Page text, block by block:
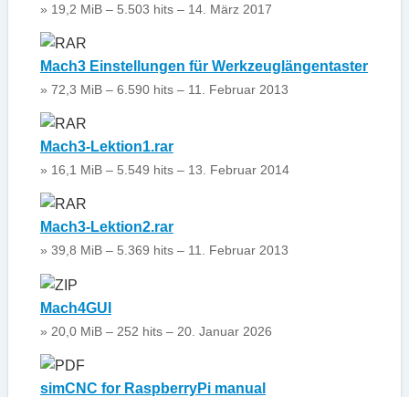
» 19,2 MiB – 5.503 hits – 14. März 2017
Mach3 Einstellungen für Werkzeuglängentaster
» 72,3 MiB – 6.590 hits – 11. Februar 2013
Mach3-Lektion1.rar
» 16,1 MiB – 5.549 hits – 13. Februar 2014
Mach3-Lektion2.rar
» 39,8 MiB – 5.369 hits – 11. Februar 2013
Mach4GUI
» 20,0 MiB – 252 hits – 20. Januar 2026
simCNC for RaspberryPi manual